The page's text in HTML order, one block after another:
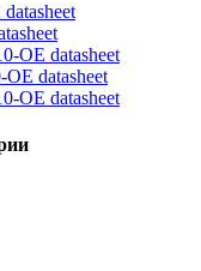
OE datasheet
datasheet
OE datasheet